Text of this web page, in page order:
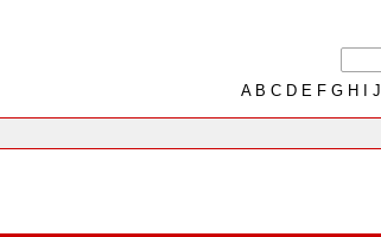
AB C D E F G H J